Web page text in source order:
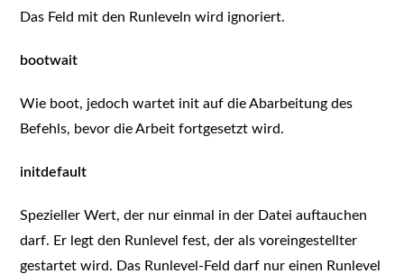
Das Feld mit den Runleveln wird ignoriert.
bootwait
Wie boot, jedoch wartet init auf die Abarbeitung des
Befehls, bevor die Arbeit fortgesetzt wird.
initdefault
Spezieller Wert, der nur einmal in der Datei auftauchen
darf. Er legt den Runlevel fest, der als voreingestellter
gestartet wird. Das Runlevel-Feld darf nur einen Runlevel